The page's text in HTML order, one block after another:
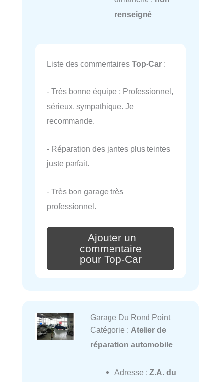
renseigné
Liste des commentaires Top-Car :
- Très bonne équipe ; Professionnel,
sérieux, sympathique. Je
recommande.
- Réparation des jantes plus teintes
juste parfait.
- Très bon garage très
professionnel.
Ajouter un
commentaire
pour Top-Car
Garage Du Rond Point
Catégorie : Atelier de
réparation automobile
Adresse : Z.A. du